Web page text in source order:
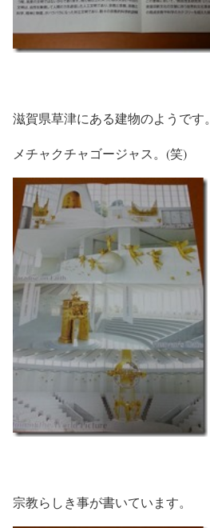
滋賀県草津にある建物のようです。
メチャクチャゴージャス。(笑)
宗教らしき事が書いています。